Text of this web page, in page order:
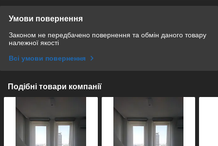
Умови повернення
Законом не передбачено повернення та обмін даного товару
належної якості
Всі умови повернення
Подібні товари компанії